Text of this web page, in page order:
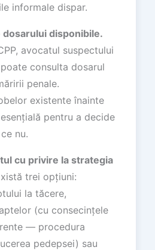
informale dispar.
dosarului disponibile.
avocatul suspectului
consulta dosarul
penale.
existente înainte
pentru a decide
nu.
cu privire la strategia
trei opțiuni:
la tăcere,
(cu consecințele
— procedura
pedepsei) sau